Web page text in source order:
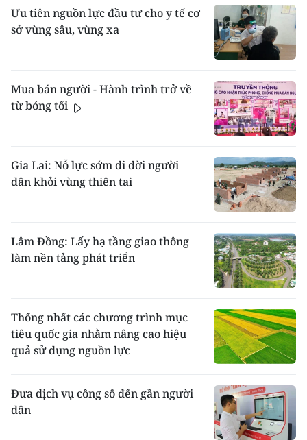
Ưu tiên nguồn lực đầu tư cho y tế cơ
sở vùng sâu, vùng xa
Mua bán người - Hành trình trở về
từ bóng tối
Gia Lai: Nỗ lực sớm di dời người
dân khỏi vùng thiên tai
Lâm Đồng: Lấy hạ tầng giao thông
làm nền tảng phát triển
Thống nhất các chương trình mục
tiêu quốc gia nhằm nâng cao hiệu
quả sử dụng nguồn lực
Đưa dịch vụ công số đến gần người
dân